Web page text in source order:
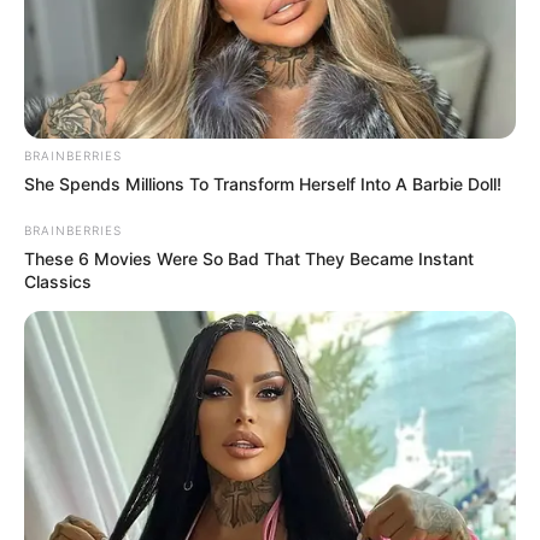
7 TATOO
8 DIXAN SENORA
9 PABLO
10 LE LASCAR
11 GOLDKIKOU
14 JUMPER BAIE
16 TALK SHOW
BRAINBERRIES
She Spends Millions To Transform Herself Into A Barbie Doll!
BRAINBERRIES
These 6 Movies Were So Bad That They Became Instant
Classics